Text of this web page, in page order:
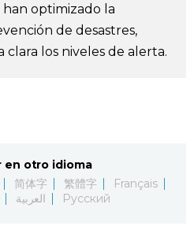
optimizado la
de desastres,
los niveles de alerta.
en otro idioma
简体字 繁體字
Français
العربية Русский